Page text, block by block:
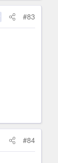
#83
#84